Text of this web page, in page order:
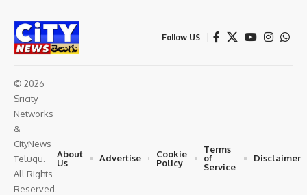
Follow US
© 2026
Sricity
Networks
&
CityNews
Telugu.
All Rights
Reserved.
About
Us
Advertise
Cookie
Policy
Terms
of
Service
Disclaimer